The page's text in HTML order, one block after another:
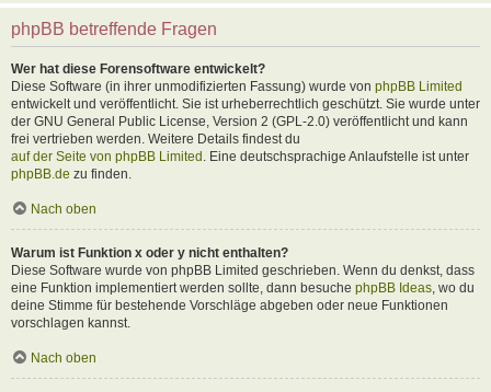
phpBB betreffende Fragen
Wer hat diese Forensoftware entwickelt?
Diese Software (in ihrer unmodifizierten Fassung) wurde von phpBB Limited
entwickelt und veröffentlicht. Sie ist urheberrechtlich geschützt. Sie wurde unter
der GNU General Public License, Version 2 (GPL-2.0) veröffentlicht und kann
frei vertrieben werden. Weitere Details findest du
auf der Seite von phpBB Limited . Eine deutschsprachige Anlaufstelle ist unter
phpBB.de zu finden.
Nach oben
Warum ist Funktion x oder y nicht enthalten?
Diese Software wurde von phpBB Limited geschrieben. Wenn du denkst, dass
eine Funktion implementiert werden sollte, dann besuche phpBB Ideas , wo du
deine Stimme für bestehende Vorschläge abgeben oder neue Funktionen
vorschlagen kannst.
Nach oben